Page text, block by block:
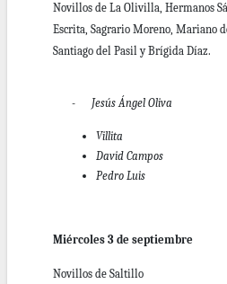
Novillos de La Olivilla, Hermanos
Escrita, Sagrario Moreno, Mariano
Santiago del Pasil y Brígida Díaz.
- Jesús Ángel Oliva
Villita
David Campos
Pedro Luis
Miércoles 3 de septiembre
Novillos de Saltillo